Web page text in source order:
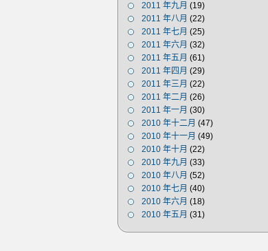
2011 年九月 (19)
2011 年八月 (22)
2011 年七月 (25)
2011 年六月 (32)
2011 年五月 (61)
2011 年四月 (29)
2011 年三月 (22)
2011 年二月 (26)
2011 年一月 (30)
2010 年十二月 (47)
2010 年十一月 (49)
2010 年十月 (22)
2010 年九月 (33)
2010 年八月 (52)
2010 年七月 (40)
2010 年六月 (18)
2010 年五月 (31)